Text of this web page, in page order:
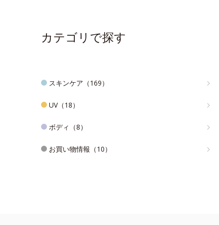
カテゴリで探す
スキンケア（169）
UV（18）
ボディ（8）
お買い物情報（10）